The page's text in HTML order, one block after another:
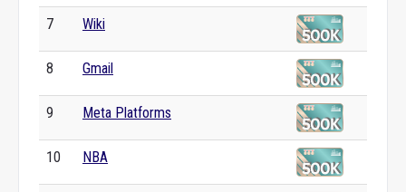
7 Wiki
8 Gmail
9 Meta Platforms
10 NBA